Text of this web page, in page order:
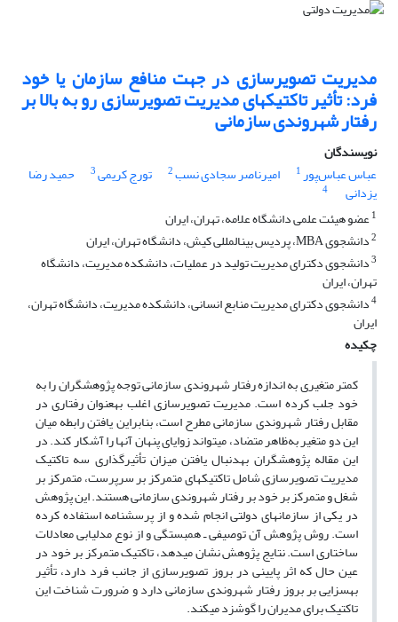
مدیریت تصویرسازی در جهت منافع سازمان یا خود
فرد: تأثیر تاکتیک‎های مدیریت تصویرسازی رو به بالا بر
رفتار شهروندی سازمانی
نویسندگان
عباس عباس‌پور1 امیرناصر سجادی نسب2 تورج کریمی3 حمید رضا
یزدانی
4
1عضو هیئت علمی دانشگاه علامه، تهران، ایران
2دانشجوی MBA، پردیس بین‎المللی کیش، دانشگاه تهران، ایران
3دانشجوی دکترای مدیریت تولید در عملیات، دانشکده مدیریت، دانشگاه
تهران، ایران
4دانشجوی دکترای مدیریت منابع انسانی، دانشکده مدیریت، دانشگاه تهران،
ایران
چکیده
کم‎تر متغیری به اندازه رفتار شهروندی سازمانی توجه پژوهشگران را به
خود جلب کرده است. مدیریت تصویرسازی اغلب به‎عنوان رفتاری در
مقابل رفتار شهروندی سازمانی مطرح است، بنابراین یافتن رابطه میان
این دو متغیر به‌ظاهر متضاد، می‎تواند زوایای پنهان آن‎ها را آشکار کند. در
این مقاله پژوهشگران به‎دنبال یافتن میزان تأثیرگذاری سه تاکتیک
مدیریت تصویرسازی شامل تاکتیک‎های متمرکز بر سرپرست، متمرکز بر
شغل و متمرکز بر خود بر رفتار شهروندی سازمانی هستند. این پژوهش
در یکی از سازمان‎های دولتی انجام شده و از پرسشنامه استفاده کرده
است. روش پژوهش آن توصیفی ـ همبستگی و از نوع مدل‎یابی معادلات
ساختاری است. نتایج پژوهش نشان می‎دهد، تاکتیک متمرکز بر خود در
عین حال که اثر پایینی در بروز تصویرسازی از جانب فرد دارد، تأثیر
به‎سزایی بر بروز رفتار شهروندی سازمانی دارد و ضرورت شناخت این
تاکتیک برای مدیران را گوشزد می‎کند.